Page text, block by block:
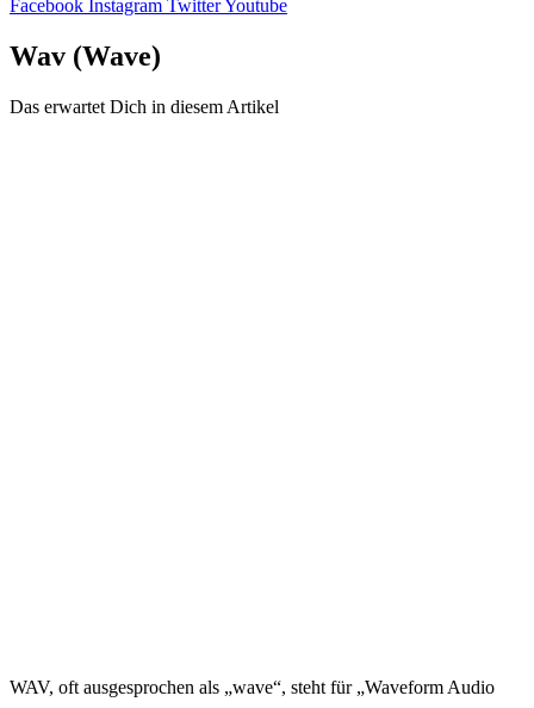
Facebook Instagram TwitterYoutube
Wav (Wave)
Das erwartet Dich in diesem Artikel
WAV, oft ausgesprochen als „wave“, steht für „Waveform Audio